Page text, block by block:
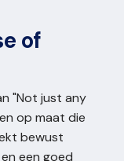
of
"Not just any
op maat die
bewust
een goed